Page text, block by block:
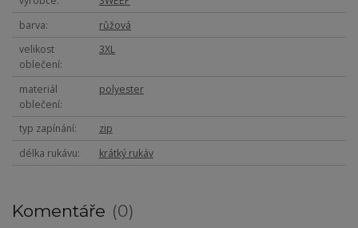
barva
růžová
velikost
oblečení
3XL
materiál
oblečení
polyester
typ zapínání
zip
délka rukávu
krátký rukáv
Komentáře 0